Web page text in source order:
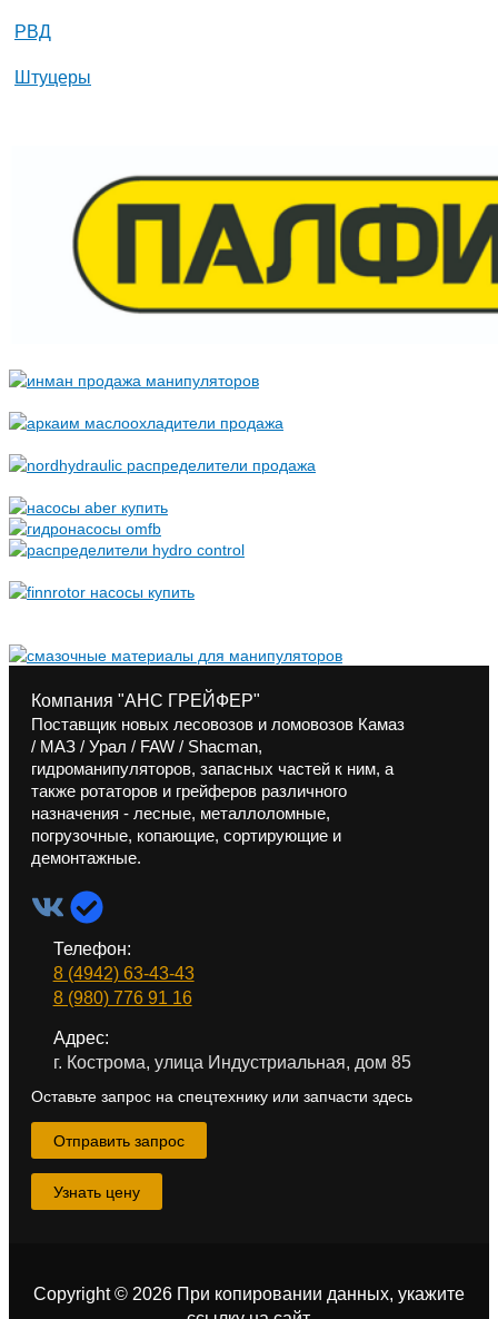
РВД
Штуцеры
Компания "АНС ГРЕЙФЕР"
Поставщик новых лесовозов и ломовозов Камаз
/ МАЗ / Урал / FAW / Shacman,
гидроманипуляторов, запасных частей к ним, а
также ротаторов и грейферов различного
назначения - лесные, металлоломные,
погрузочные, копающие, сортирующие и
демонтажные.
Телефон:
8 (4942) 63-43-43
8 (980) 776 91 16
Адрес:
г. Кострома, улица Индустриальная, дом 85
Оставьте запрос на спецтехнику или запчасти здесь
Отправить запрос
Узнать цену
Copyright © 2026 При копировании данных, укажите